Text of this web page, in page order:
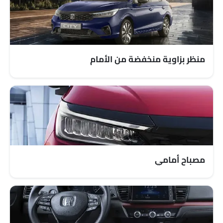
ضوء الجذع
مرآة الزينة
نظام منع انغلاق المكابح
وسادة هوائية للسائق
وسادة هوائية جانبية أمامية
أحزمة المقاعد الخلفية
أحزمة المقاعد الأمامية القابلة للتعديل في الارتفاع
تحذير حزام المقعد
تحذير من فتح الباب جزئيًا
مرآة الرؤية الخلفية ليلا ونهارا
منع تشغيل المحرك
مصابيح أمامية قابلة للتعديل
مرآة الرؤية الخلفية الخارجية قابلة للتعديل كهربائياً
ممسحة استشعار المطر
منظر بزاوية منخفضة من الأمام
مصباح أمامي